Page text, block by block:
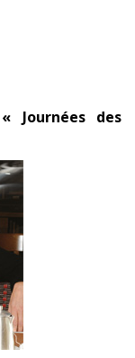
Journées des